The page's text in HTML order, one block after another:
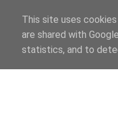
This site uses
are shared with
statistics, and to